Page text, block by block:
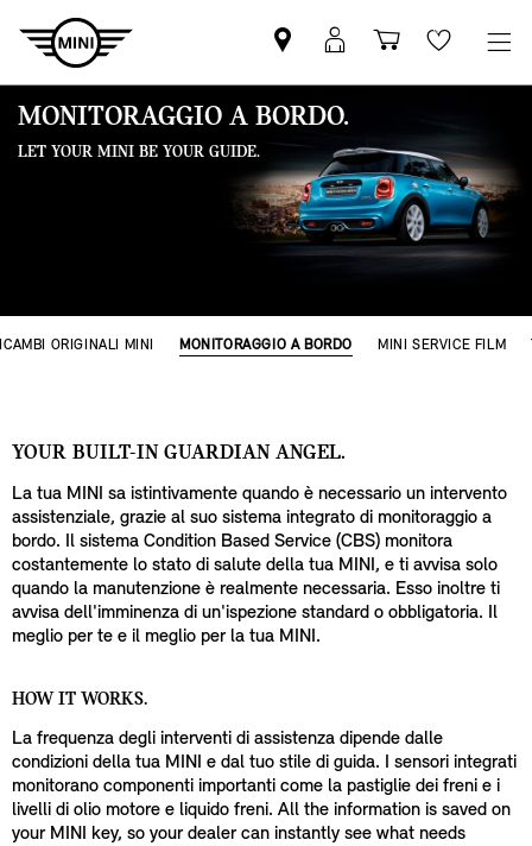
Trovi
partner
MINI
MyMini
login
Carrello
degli
Wishlist
MONITORAGGIO A BORDO.
LET YOUR MINI BE YOUR GUIDE.
ORIGINALI MINI MONITORAGGIO A BORDO MINI SERVICE FILM
YOUR BUILT-IN GUARDIAN ANGEL.
La tua MINI sa istintivamente quando è necessario un intervento
assistenziale, grazie al suo sistema integrato di monitoraggio a
bordo. Il sistema Condition Based Service (CBS) monitora
costantemente lo stato di salute della tua MINI, e ti avvisa solo
quando la manutenzione è realmente necessaria. Esso inoltre ti
avvisa dell'imminenza di un'ispezione standard o obbligatoria. Il
meglio per te e il meglio per la tua MINI.
HOW IT WORKS.
La frequenza degli interventi di assistenza dipende dalle
condizioni della tua MINI e dal tuo stile di guida. I sensori integrati
monitorano componenti importanti come la pastiglie dei freni e i
livelli di olio motore e liquido freni. All the information is saved on
your MINI key, so your dealer can instantly see what needs